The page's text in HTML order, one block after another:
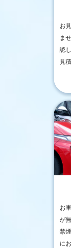
お
ま
認
見
お
が
禁
に